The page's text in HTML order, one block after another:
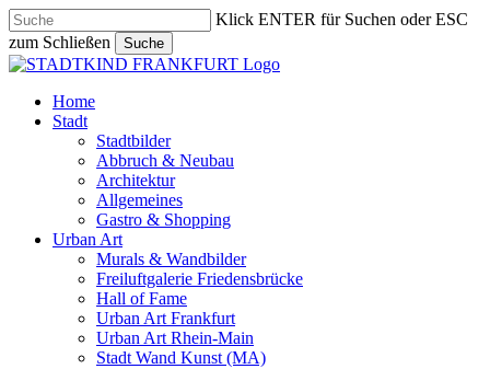
Skip
to
main
content
Klick ENTER für Suchen oder ESC
zum Schließen
Suche
Close
search
Menu
Home
Stadt
Stadtbilder
Abbruch & Neubau
Architektur
Allgemeines
Gastro & Shopping
Urban Art
Murals & Wandbilder
Freiluftgalerie Friedensbrücke
Hall of Fame
Urban Art Frankfurt
Urban Art Rhein-Main
Stadt Wand Kunst (MA)